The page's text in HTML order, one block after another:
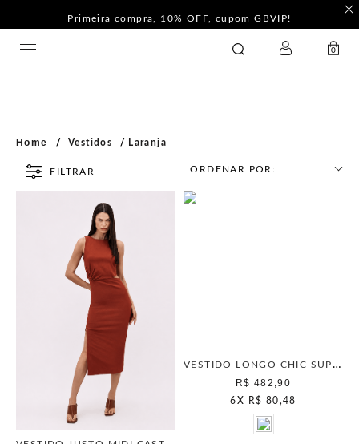
Primeira compra, 10% OFF, cupom GBVIP!
0
Home Vestidos Laranja
FILTRAR ORDENAR POR:
VESTIDO LONGO CHIC SUPERJEANS CARAMELO
R$ 482,90
6 X R$ 80,48